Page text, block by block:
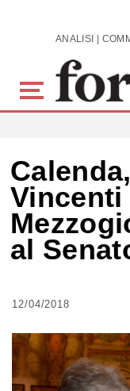
Skip to main
al
12/04/2018